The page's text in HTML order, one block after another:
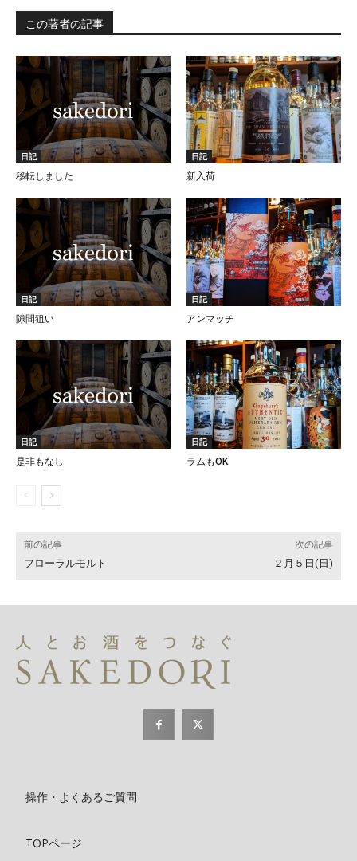
この著者の記事
日記
移転しました
日記
新入荷
日記
隙間狙い
日記
アンマッチ
日記
是非もなし
日記
ラムもOK
前の記事
フローラルモルト
次の記事
２月５日(日)
操作・よくあるご質問
TOPページ